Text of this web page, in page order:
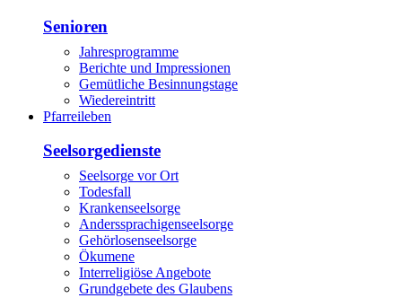
Senioren
Jahresprogramme
Berichte und Impressionen
Gemütliche Besinnungstage
Wiedereintritt
Pfarreileben
Seelsorgedienste
Seelsorge vor Ort
Todesfall
Krankenseelsorge
Anderssprachigenseelsorge
Gehörlosenseelsorge
Ökumene
Interreligiöse Angebote
Grundgebete des Glaubens